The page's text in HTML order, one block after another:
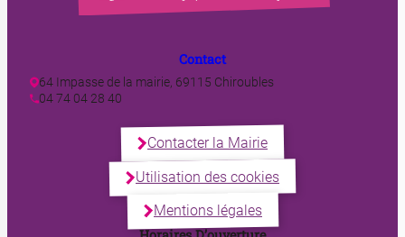
Contact
64 Impasse de la mairie, 69115 Chiroubles
04 74 04 28 40
Contacter la Mairie
Utilisation des cookies
Mentions légales